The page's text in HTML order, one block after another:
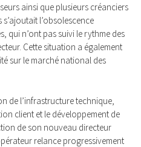
ainsi que plusieurs créanciers
l’obsolescence
qui n’ont pas suivi le rythme des
Cette situation a également
sur le marché national des
de l’infrastructure technique,
client et le développement de
de son nouveau directeur
relance progressivement